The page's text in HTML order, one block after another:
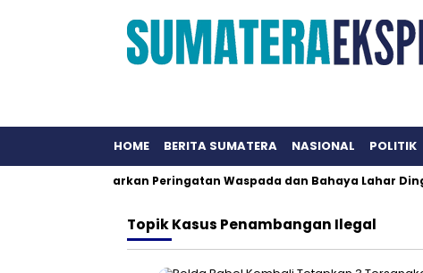
HOME BERITA SUMATERA NASIONAL POLITIK
PVMBG Keluarkan Peringatan Waspada dan Bahaya Lahar Dingin
TopikKasus Penambangan Ilegal